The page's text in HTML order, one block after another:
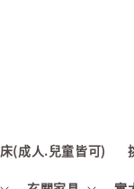
(成人.兒童皆可)